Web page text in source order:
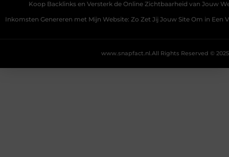
Koop Backlinks en Versterk de Online Zichtbaarheid van Jouw
Inkomsten Genereren met Mijn Website: Zo Zet Jij Jouw Site Om in Een
All Rights Reserved © 2025
www.snapfact.nl.